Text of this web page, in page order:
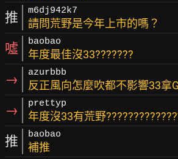
推 m6dj942k7
請問荒野是今年上市的嗎？
噓 baobao
年度最佳沒33???????
→ azurbbb
反正風向怎麼吹都不影響33拿
→ prettyp
年度沒33有荒野
推 baobao
補推